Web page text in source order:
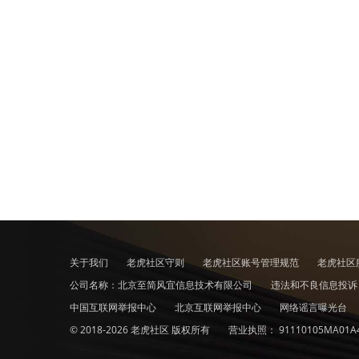
关于我们 老虎社区守则 老虎社区账号管理规范
老虎社
公司名称：北京至简风宜信息技术有限公司
违法和不良信息投
中国互联网举报中心
北京互联网举报中心
网络谣言曝光台
© 2018-2026 老虎社区 版权所有
营业执照：